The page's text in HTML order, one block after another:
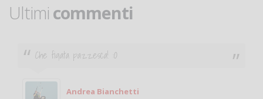
Ultimi commenti
Ciao. Sono a Treviglio da poco e vorrei tornare a
giocare. Se sei in zona e puoi giocare fammi sapere.
Michele